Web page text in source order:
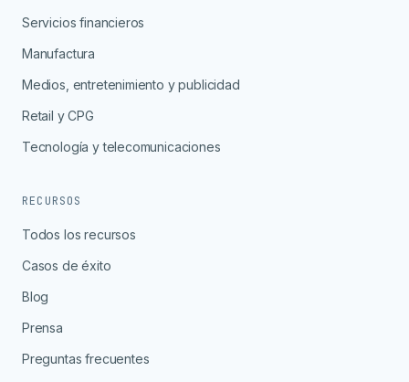
Servicios financieros
Manufactura
Medios, entretenimiento y publicidad
Retail y CPG
Tecnología y telecomunicaciones
RECURSOS
Todos los recursos
Casos de éxito
Blog
Prensa
Preguntas frecuentes